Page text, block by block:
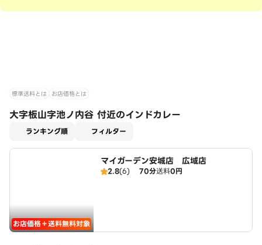
標準送料とは お店価格とは
大字板山字池ノ内谷 付近のインドカレー
ランキング順 フィルター
お店価格＋送料無料対象
マイガーデン安城店 広域店
2.8(6) 70分送料0円